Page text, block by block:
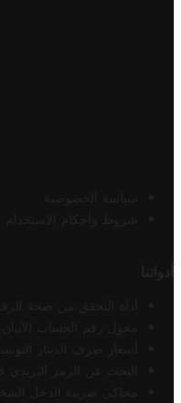
سياسة الخصوصية
شروط وأحكام الاستخدام
أدواتنا
أداة التحقق من صحة
محول رقم الحساب
أسعار صرف الدينار
البحث عن الرمز البريدي
محاكي ضريبة الدخل